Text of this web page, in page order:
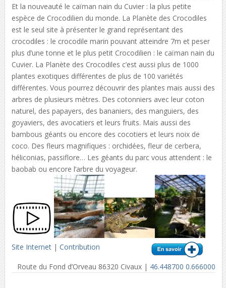
Et la nouveauté le caïman nain du Cuvier : la plus petite
espèce de Crocodilien du monde. La Planète des Crocodiles
est le seul site à présenter le grand représentant des
crocodiles : le crocodile marin pouvant atteindre 7m et peser
plus d’une tonne et le plus petit Crocodilien : le caïman nain du
Cuvier. La Planète des Crocodiles c’est aussi plus de 1000
plantes exotiques différentes de plus de 100 variétés
différentes. Vous pourrez découvrir des plantes mais aussi des
arbres de plusieurs mètres. Des cotonniers avec leur coton
naturel, des papayers, des bananiers, des manguiers, des
goyaviers, des avocatiers et leurs fruits. Mais aussi des
bambous géants ou encore des cocotiers et leurs noix de
coco. Des fleurs magnifiques : orchidées, fleur de cerbera,
héliconias, passiflore… Les géants du parc vous attendent : le
baobab ou encore l’arbre du voyageur.
Site Internet| Contribution
Route du Fond d’Orveau 86320 Civaux | 46.448700 0.666000